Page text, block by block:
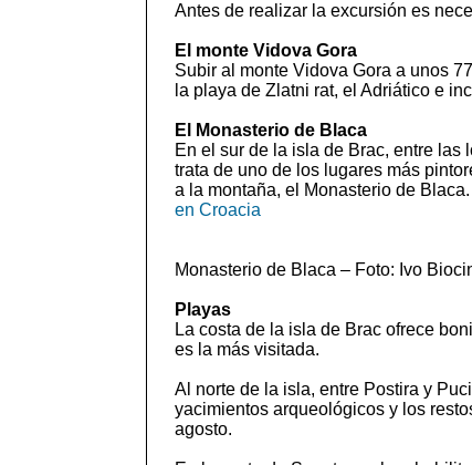
Antes de realizar la excursión es
El monte Vidova Gora
Subir al monte Vidova Gora a unos
la playa de Zlatni rat, el Adriático e
El Monasterio de Blaca
En el sur de la isla de Brac, entre las
trata de uno de los lugares más
a la montaña, el Monasterio de
en Croacia
Monasterio de Blaca – Foto: Ivo
Playas
La costa de la isla de Brac ofrece
es la más visitada.
Al norte de la isla, entre Postira y
yacimientos arqueológicos y los
agosto.